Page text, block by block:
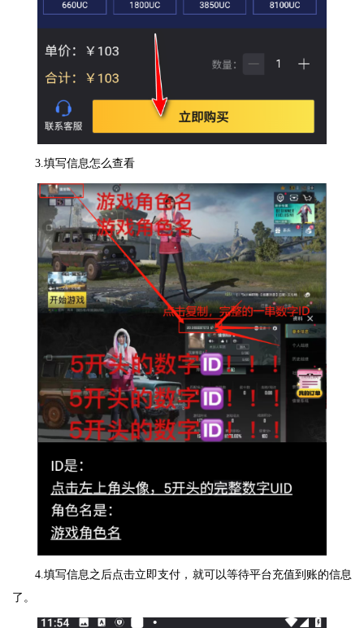
3.填写信息怎么查看
4.填写信息之后点击立即支付，就可以等待平台充值到账的信息
了。